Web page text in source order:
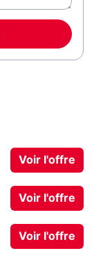
Voir l'offre
Voir l'offre
Voir l'offre